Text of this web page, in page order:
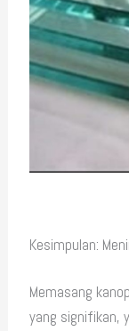
Kesimpulan:
Memasang
yang signifikan,